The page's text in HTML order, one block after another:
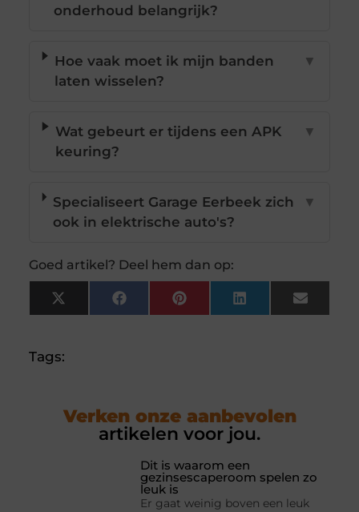
onderhoud belangrijk?
Hoe vaak moet ik mijn banden
laten wisselen?
▼
Wat gebeurt er tijdens een APK
keuring?
▼
Specialiseert Garage Eerbeek zich
ook in elektrische auto's?
▼
Goed artikel? Deel hem dan op:
X
(Twitter)
FacebookPinterestLinkedInEmail
Tags:
Verken onze aanbevolen
artikelen voor jou.
Dit is waarom een
gezinsescaperoom spelen zo
leuk is
Er gaat weinig boven een leuk